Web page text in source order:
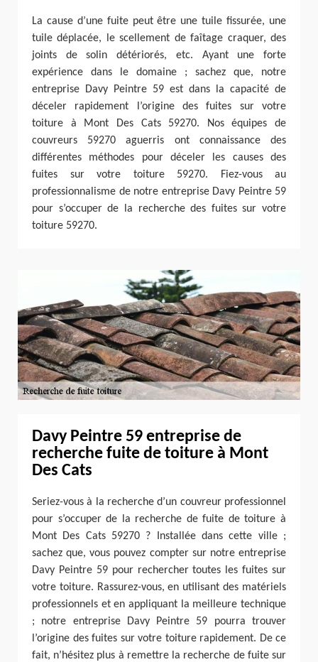
La cause d’une fuite peut être une tuile fissurée, une
tuile déplacée, le scellement de faîtage craquer, des
joints de solin détériorés, etc. Ayant une forte
expérience dans le domaine ; sachez que, notre
entreprise Davy Peintre 59 est dans la capacité de
déceler rapidement l’origine des fuites sur votre
toiture à Mont Des Cats 59270. Nos équipes de
couvreurs 59270 aguerris ont connaissance des
différentes méthodes pour déceler les causes des
fuites sur votre toiture 59270. Fiez-vous au
professionnalisme de notre entreprise Davy Peintre 59
pour s’occuper de la recherche des fuites sur votre
toiture 59270.
Davy Peintre 59 entreprise de
recherche fuite de toiture à Mont
Des Cats
Seriez-vous à la recherche d’un couvreur professionnel
pour s’occuper de la recherche de fuite de toiture à
Mont Des Cats 59270 ? Installée dans cette ville ;
sachez que, vous pouvez compter sur notre entreprise
Davy Peintre 59 pour rechercher toutes les fuites sur
votre toiture. Rassurez-vous, en utilisant des matériels
professionnels et en appliquant la meilleure technique
; notre entreprise Davy Peintre 59 pourra trouver
l’origine des fuites sur votre toiture rapidement. De ce
fait, n’hésitez plus à remettre la recherche de fuite sur